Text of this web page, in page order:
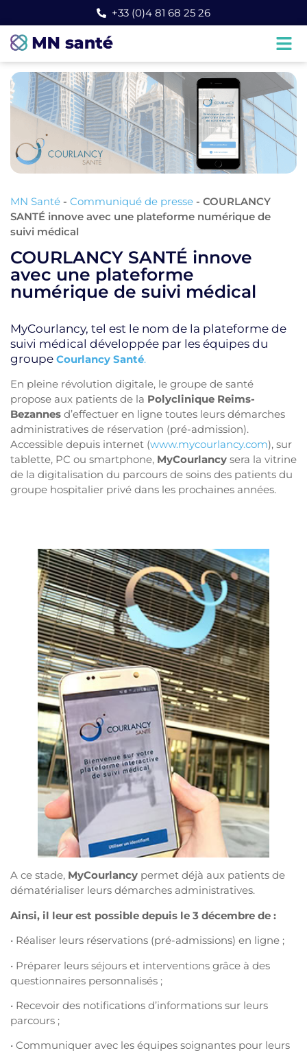
+33 (0)4 81 68 25 26
MN Santé - Communiqué de presse - COURLANCY
SANTÉ innove avec une plateforme numérique de
suivi médical
COURLANCY SANTÉ innove
avec une plateforme
numérique de suivi médical
MyCourlancy, tel est le nom de la plateforme de
suivi médical développée par les équipes du
groupe Courlancy Santé.
En pleine révolution digitale, le groupe de santé
propose aux patients de la Polyclinique Reims-
Bezannes d’effectuer en ligne toutes leurs démarches
administratives de réservation (pré-admission).
Accessible depuis internet (www.mycourlancy.com), sur
tablette, PC ou smartphone, MyCourlancy sera la vitrine
de la digitalisation du parcours de soins des patients du
groupe hospitalier privé dans les prochaines années.
A ce stade, MyCourlancy permet déjà aux patients de
dématérialiser leurs démarches administratives.
Ainsi, il leur est possible depuis le 3 décembre de :
• Réaliser leurs réservations (pré-admissions) en ligne ;
• Préparer leurs séjours et interventions grâce à des
questionnaires personnalisés ;
• Recevoir des notifications d’informations sur leurs
parcours ;
• Communiquer avec les équipes soignantes pour leurs